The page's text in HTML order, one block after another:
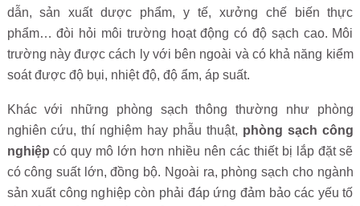
dẫn, sản xuất dược phẩm, y tế, xưởng chế biến thực
phẩm… đòi hỏi môi trường hoạt động có độ sạch cao. Môi
trường này được cách ly với bên ngoài và có khả năng kiểm
soát được độ bụi, nhiệt độ, độ ẩm, áp suất.
Khác với những phòng sạch thông thường như phòng
nghiên cứu, thí nghiệm hay phẫu thuật, phòng sạch công
nghiệp có quy mô lớn hơn nhiều nên các thiết bị lắp đặt sẽ
có công suất lớn, đồng bộ. Ngoài ra, phòng sạch cho ngành
sản xuất công nghiệp còn phải đáp ứng đảm bảo các yếu tố